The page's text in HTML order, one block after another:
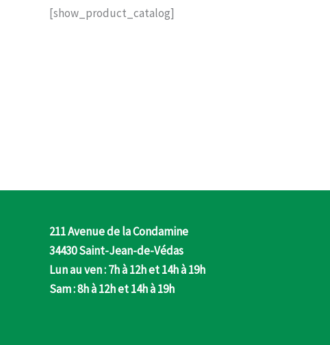
[show_product_catalog]
211 Avenue de la Condamine
34430 Saint-Jean-de-Védas
Lun au ven : 7h à 12h et 14h à 19h
Sam : 8h à 12h et 14h à 19h